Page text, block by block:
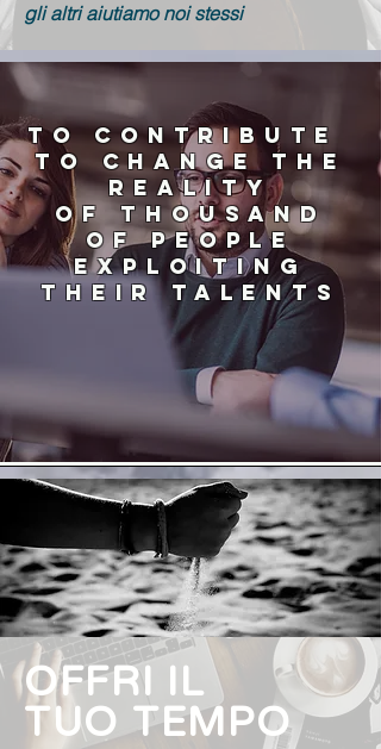
gli altri aiutiamo noi stessi
TO CONTRIBUTE
TO CHANGE THE
REALITY
OF THOUSAND
OF PEOPLE
EXPLOITING
THEIR TALENTS
OFFRI IL
TUO TEMPO